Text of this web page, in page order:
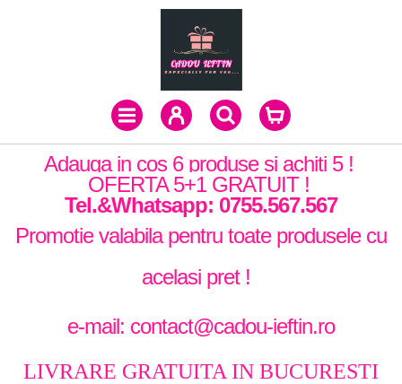
Adauga in cos 6 produse si achiti 5 !
OFERTA 5+1 GRATUIT !
Tel.&Whatsapp: 0755.567.567
Promotie valabila pentru toate produsele cu
acelasi pret !
e-mail: contact@cadou-ieftin.ro
LIVRARE GRATUITA IN BUCURESTI